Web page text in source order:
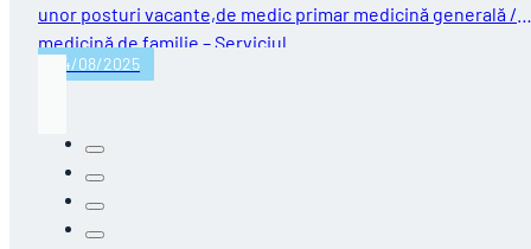
unor posturi vacante,de medic primar medicină generală /
medicină de familie – Serviciul…
04/08/2025